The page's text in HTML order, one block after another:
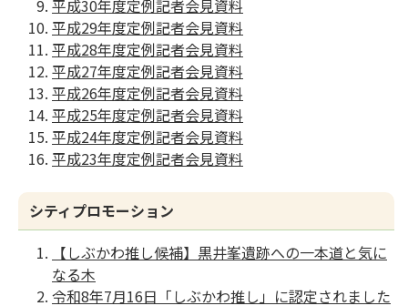
平成30年度定例記者会見資料
平成29年度定例記者会見資料
平成28年度定例記者会見資料
平成27年度定例記者会見資料
平成26年度定例記者会見資料
平成25年度定例記者会見資料
平成24年度定例記者会見資料
平成23年度定例記者会見資料
シティプロモーション
【しぶかわ推し候補】黒井峯遺跡への一本道と気に
なる木
令和8年7月16日「しぶかわ推し」に認定されました